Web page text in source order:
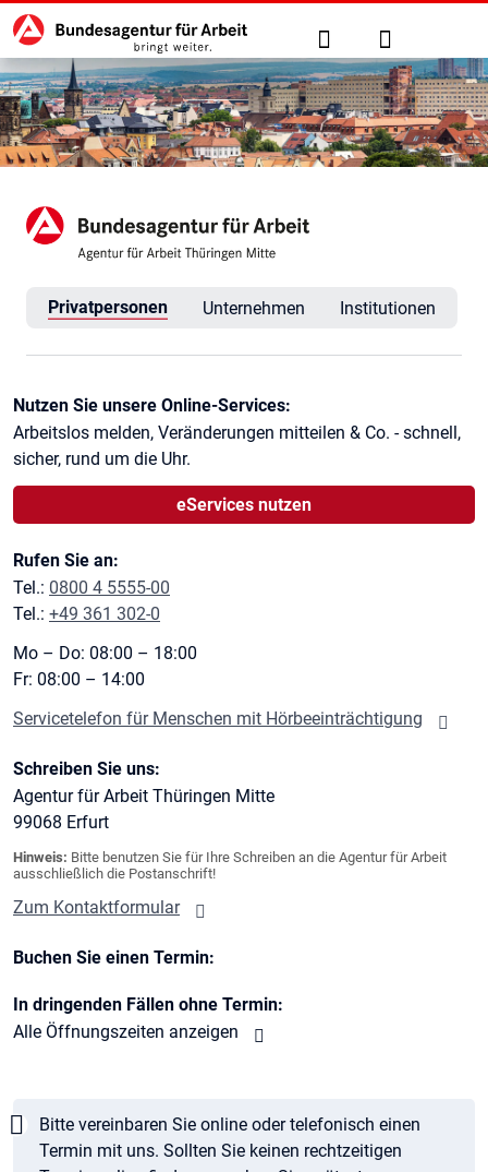
zu den Hauptinhalten springen
Hauptnavigation Suche Anmelden
Agentur für Arbeit
Privatpersonen Unternehmen Institutionen
Kontaktinformationen
Nutzen Sie unsere Online-Services:
Arbeitslos melden, Veränderungen mitteilen & Co. - schnell,
sicher, rund um die Uhr.
eServices nutzen
Rufen Sie an:
Tel.: 0800 4 5555-00
Tel.: +49 361 302-0
Mo – Do: 08:00 – 18:00
Fr: 08:00 – 14:00
Servicetelefon für Menschen mit Hörbeeinträchtigung
Schreiben Sie uns:
Agentur für Arbeit Thüringen Mitte
99068 Erfurt
Hinweis: Bitte benutzen Sie für Ihre Schreiben an die Agentur für Arbeit
ausschließlich die Postanschrift!
Zum Kontaktformular
Buchen Sie einen Termin:
In dringenden Fällen ohne Termin:
Alle Öffnungszeiten anzeigen
Bitte vereinbaren Sie online oder telefonisch einen
Termin mit uns. Sollten Sie keinen rechtzeitigen